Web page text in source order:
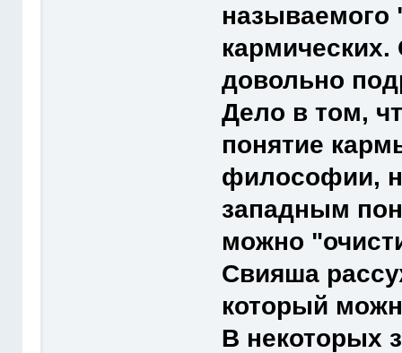
называемого
довольно
Дело в том,
понятие
философии,
западным
можно
Свияша
который
В некоторых